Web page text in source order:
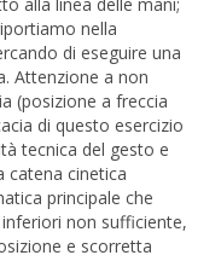
nella
di eseguire una
Attenzione a non
(posizione a freccia
di questo esercizio
tecnica del gesto e
catena cinetica
principale che
non sufficiente,
e scorretta